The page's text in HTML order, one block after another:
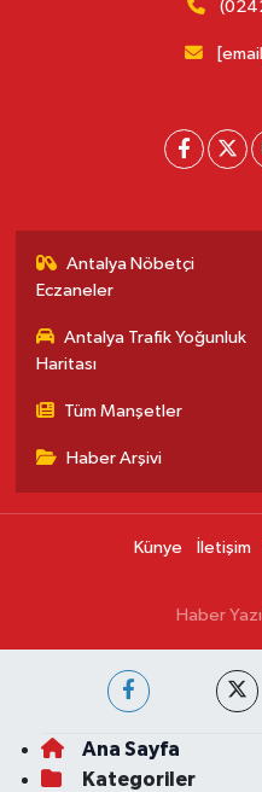
Antalya Nöbetçi
Eczaneler
Antalya Trafik Yoğunluk
Haritası
Tüm Manşetler
Haber Arşivi
Künye İletişim
Haber
Ana Sayfa
Kategoriler